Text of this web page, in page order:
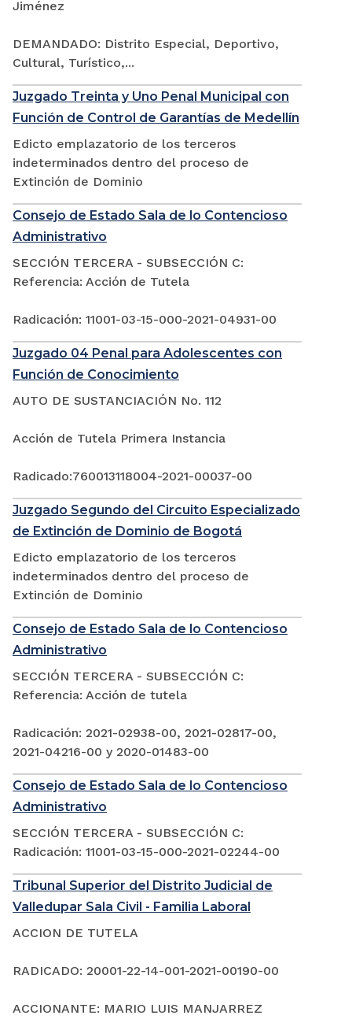
Jiménez
DEMANDADO: Distrito Especial, Deportivo,
Cultural, Turístico,...
Juzgado Treinta y Uno Penal Municipal con
Función de Control de Garantías de Medellín
Edicto emplazatorio de los terceros
indeterminados dentro del proceso de
Extinción de Dominio
Consejo de Estado Sala de lo Contencioso
Administrativo
SECCIÓN TERCERA - SUBSECCIÓN C:
Referencia: Acción de Tutela
Radicación: 11001-03-15-000-2021-04931-00
Juzgado 04 Penal para Adolescentes con
Función de Conocimiento
AUTO DE SUSTANCIACIÓN No. 112
Acción de Tutela Primera Instancia
Radicado:760013118004-2021-00037-00
Juzgado Segundo del Circuito Especializado
de Extinción de Dominio de Bogotá
Edicto emplazatorio de los terceros
indeterminados dentro del proceso de
Extinción de Dominio
Consejo de Estado Sala de lo Contencioso
Administrativo
SECCIÓN TERCERA - SUBSECCIÓN C:
Referencia: Acción de tutela
Radicación: 2021-02938-00, 2021-02817-00,
2021-04216-00 y 2020-01483-00
Consejo de Estado Sala de lo Contencioso
Administrativo
SECCIÓN TERCERA - SUBSECCIÓN C:
Radicación: 11001-03-15-000-2021-02244-00
Tribunal Superior del Distrito Judicial de
Valledupar Sala Civil - Familia Laboral
ACCION DE TUTELA
RADICADO: 20001-22-14-001-2021-00190-00
ACCIONANTE: MARIO LUIS MANJARREZ